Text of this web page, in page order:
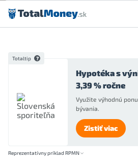
Preskočiť na obsah
Totaltip
Hypotéka s
3,39 % ročne
Využite výhodnú
bývania.
Zistiť viac
Reprezentatívny príklad RPMN